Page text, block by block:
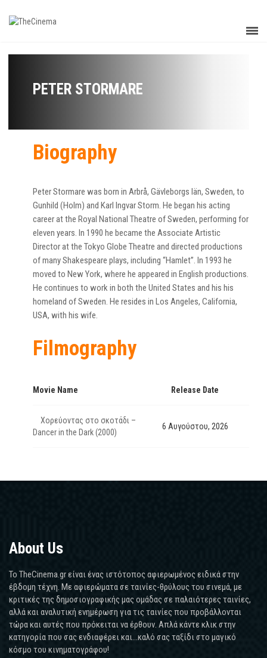
PETER STORMARE
Biography
Peter Stormare was born in Arbrå, Gävleborgs län, Sweden, to
Gunhild (Holm) and Karl Ingvar Storm. He began his acting
career at the Royal National Theatre of Sweden, performing for
eleven years. In 1990 he became the Associate Artistic
Director at the Tokyo Globe Theatre and directed productions
of many Shakespeare plays, including “Hamlet”. In 1993 he
moved to New York, where he appeared in English productions.
He continues to work in both the United States and his his
homeland of Sweden. He resides in Los Angeles, California,
USA, with his wife.
Filmography
Movie Name Release Date
Χορεύοντας στο σκοτάδι –
Dancer in the Dark (2000)
6 Αυγούστου, 2026
About Us
Το TheCinema.gr είναι ένας ιστότοπος αφιερωμένος ειδικά στην
έβδομη τέχνη. Με αφιερώματα σε ταινίες-θρύλους του σινεμά, με
κριτικές της δημοσιογραφικής μας ομάδας σε παλαιότερες ταινίες,
αλλά και αναλυτική ενημέρωση για τις ταινίες που προβάλλονται
τώρα και αυτές που πρόκειται να έρθουν. Απλά κάντε κλικ στην
κατηγορία που σας ενδιαφέρει και...καλό σας ταξίδι στο μαγικό
κόσμο του κινηματογράφου!